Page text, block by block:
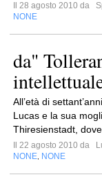
Il 28 agosto 2010 da
NONE
da"
All’età di
Lucas e la sua
Thiresienstadt,
Il 22 agosto 2010 da
NONE NONE